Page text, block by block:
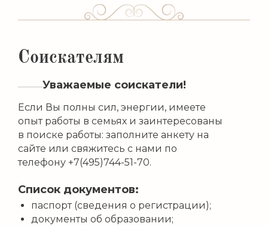
Соискателям
Уважаемые соискатели!
Если Вы полны сил, энергии, имеете
опыт работы в семьях и заинтересованы
в поиске работы: заполните анкету на
сайте или свяжитесь с нами по
телефону +7(495)744-51-70.
Список документов:
паспорт (сведения о регистрации);
документы об образовании;